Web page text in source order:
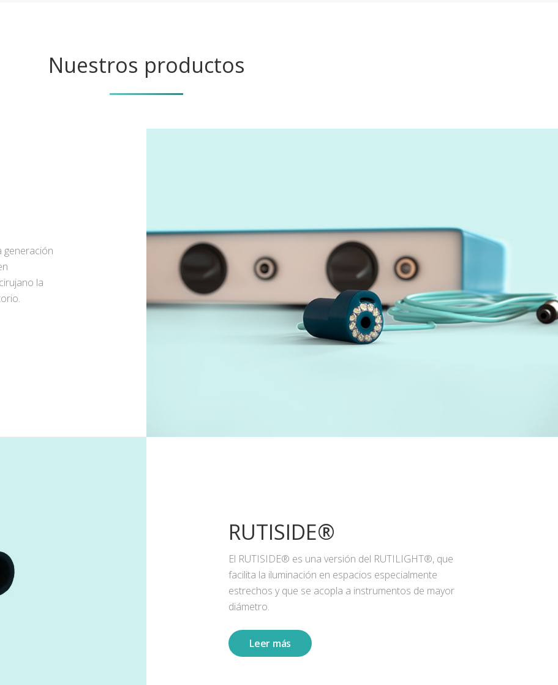
Nuestros productos
generación
la
RUTISIDE®
El RUTISIDE® es una versión del RUTILIGHT®, que
facilita la iluminación en espacios especialmente
estrechos y que se acopla a instrumentos de mayor
diámetro.
Leer más